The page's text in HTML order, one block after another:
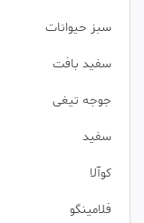
سبز حیوانات
سفید بافت
جوجه تیغی
سفید
کوآلا
فلامینگو